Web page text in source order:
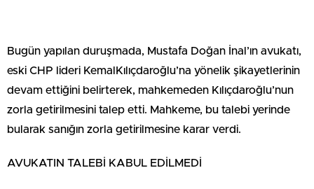
Bugün yapılan duruşmada, Mustafa Doğan İnal’ın avukatı,
eski CHP lideri KemalKılıçdaroğlu’na yönelik şikayetlerinin
devam ettiğini belirterek, mahkemeden Kılıçdaroğlu’nun
zorla getirilmesini talep etti. Mahkeme, bu talebi yerinde
bularak sanığın zorla getirilmesine karar verdi.
AVUKATIN TALEBİ KABUL EDİLMEDİ